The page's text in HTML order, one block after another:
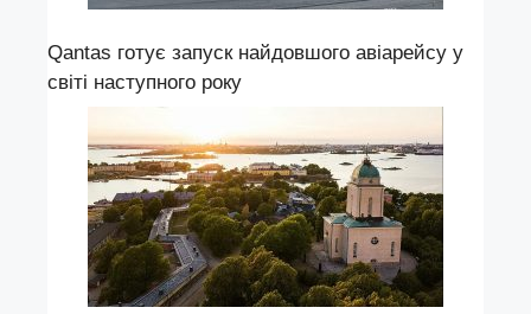
Qantas готує запуск найдовшого авіарейсу у
світі наступного року